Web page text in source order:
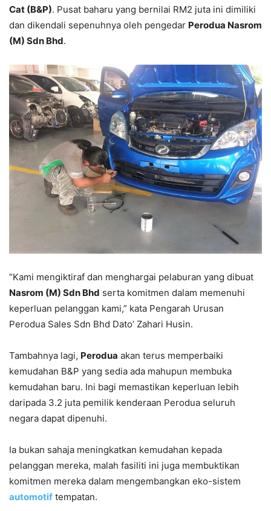
Cat (B&P). Pusat baharu yang bernilai RM2 juta ini dimiliki
dan dikendali sepenuhnya oleh pengedar Perodua Nasrom
(M) Sdn Bhd.
“Kami mengiktiraf dan menghargai pelaburan yang dibuat
Nasrom (M) Sdn Bhd serta komitmen dalam memenuhi
keperluan pelanggan kami,” kata Pengarah Urusan
Perodua Sales Sdn Bhd Dato’ Zahari Husin.
Tambahnya lagi, Perodua akan terus memperbaiki
kemudahan B&P yang sedia ada mahupun membuka
kemudahan baru. Ini bagi memastikan keperluan lebih
daripada 3.2 juta pemilik kenderaan Perodua seluruh
negara dapat dipenuhi.
Ia bukan sahaja meningkatkan kemudahan kepada
pelanggan mereka, malah fasiliti ini juga membuktikan
komitmen mereka dalam mengembangkan eko-sistem
automotif tempatan.